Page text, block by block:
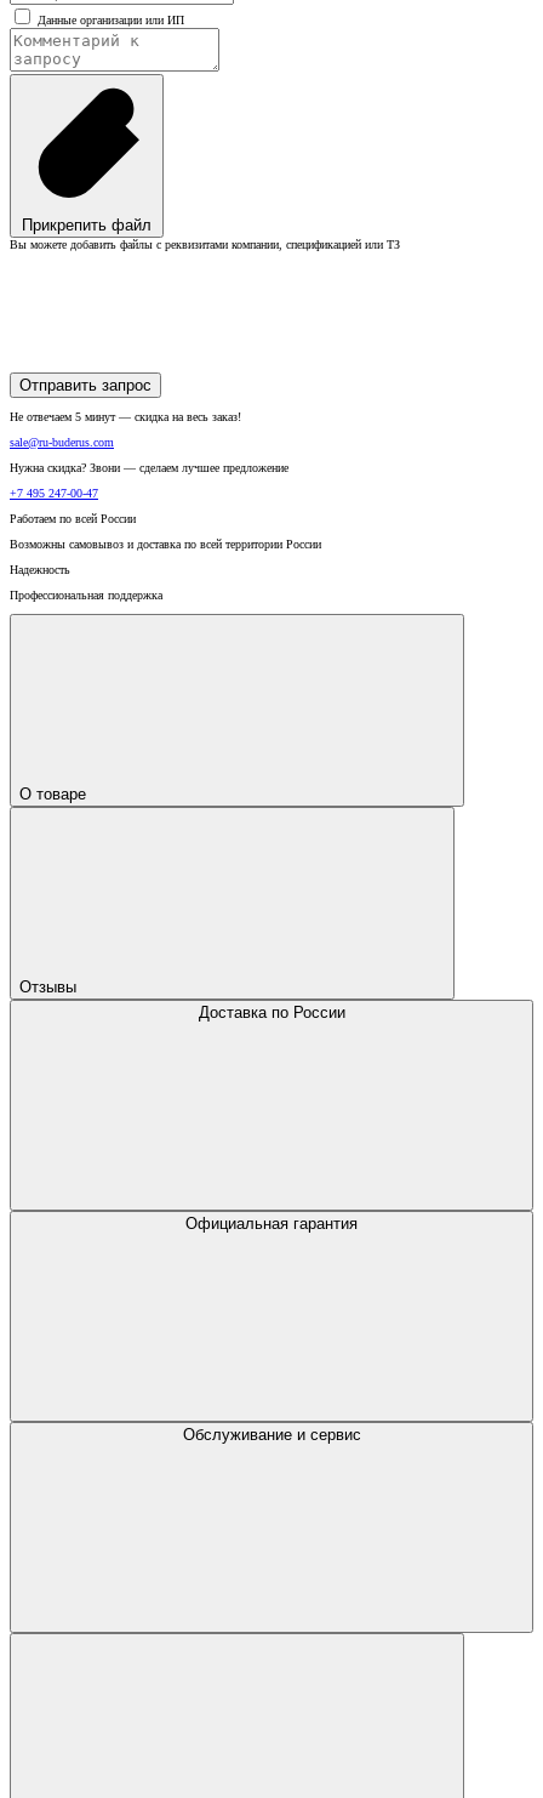
Данные организации или ИП
Прикрепить файл
Вы можете добавить файлы с реквизитами компании, спецификацией или ТЗ
Отправить запрос
Не отвечаем 5 минут — скидка на весь заказ!
sale@ru-buderus.com
Нужна скидка? Звони — сделаем лучшее предложение
+7 495 247-00-47
Работаем по всей России
Возможны самовывоз и доставка по всей территории России
Надежность
Профессиональная поддержка
О товаре
Отзывы
Доставка по России
Официальная гарантия
Обслуживание и сервис